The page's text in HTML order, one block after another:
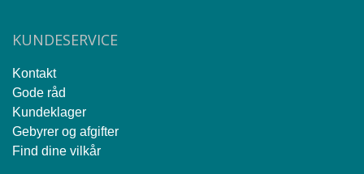
KUNDESERVICE
Kontakt
Gode råd
Kundeklager
Gebyrer og afgifter
Find dine vilkår